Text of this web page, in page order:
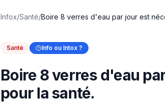
Infox/Santé/Boire 8 verres d'eau par jour est
Santé Info ou Intox ?
Boire 8 verres d'eau
pour la santé.